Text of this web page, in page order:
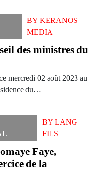
BY KERANOS
MEDIA
des ministres du
mercredi 02 août 2023 au
du…
BYLANG
FILS
Faye,
de la